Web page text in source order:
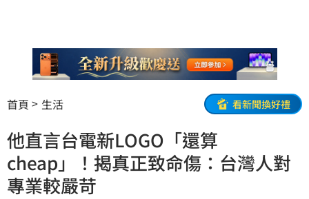
首頁 生活 看新聞換好禮
他直言台電新LOGO「還算
cheap」！揭真正致命傷：台灣人對
專業較嚴苛